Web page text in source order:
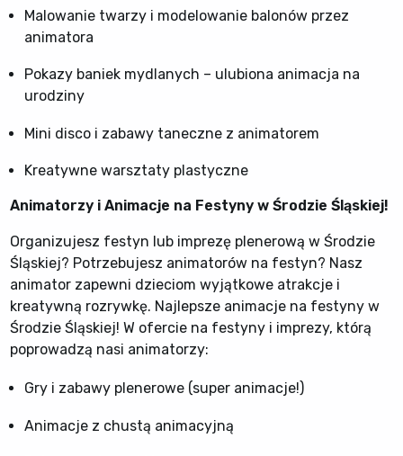
Malowanie twarzy i modelowanie balonów przez
animatora
Pokazy baniek mydlanych – ulubiona animacja na
urodziny
Mini disco i zabawy taneczne z animatorem
Kreatywne warsztaty plastyczne
Animatorzy i Animacje na Festyny w Środzie Śląskiej!
Organizujesz festyn lub imprezę plenerową w Środzie
Śląskiej? Potrzebujesz animatorów na festyn? Nasz
animator zapewni dzieciom wyjątkowe atrakcje i
kreatywną rozrywkę. Najlepsze animacje na festyny w
Środzie Śląskiej! W ofercie na festyny i imprezy, którą
poprowadzą nasi animatorzy:
Gry i zabawy plenerowe (super animacje!)
Animacje z chustą animacyjną